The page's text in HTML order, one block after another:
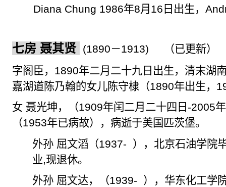
Diana Chung 1986年8月 16 日出生，
七房 聂其贤 (1890－1913)
（已更新）
字阁臣 ， 1890年二月二十九日出生，清末湖
嘉湖道陈乃翰的女儿陈守棣（1890年出生，
女 聂光坤，（1909年闰 二月二十四日 -2005年
（1953年已病故），病逝于美国匹茨堡。
外孙 屈文滔（1937-
），北京石油学院
业,现退休。
外孙 屈文达，（1939-
），华东化工学